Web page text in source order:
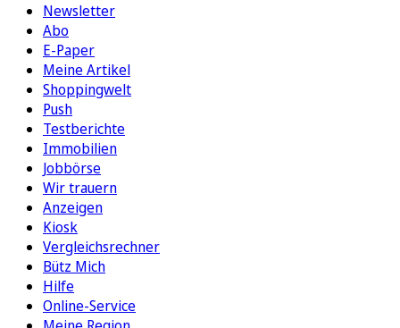
Newsletter
Abo
E-Paper
Meine Artikel
Shoppingwelt
Push
Testberichte
Immobilien
Jobbörse
Wir trauern
Anzeigen
Kiosk
Vergleichsrechner
Bütz Mich
Hilfe
Online-Service